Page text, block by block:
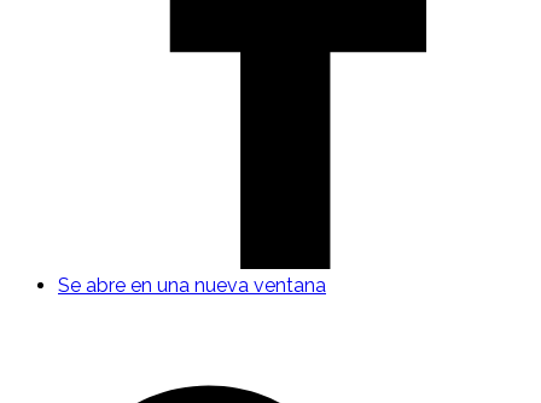
Se abre en una nueva ventana